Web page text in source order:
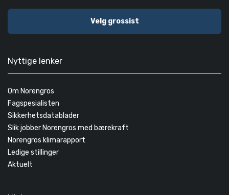
Velg grossist
Nyttige lenker
Om Norengros
Fagspesialisten
Sikkerhetsdatablader
Slik jobber Norengros med bærekraft
Norengros klimarapport
Ledige stillinger
Aktuelt